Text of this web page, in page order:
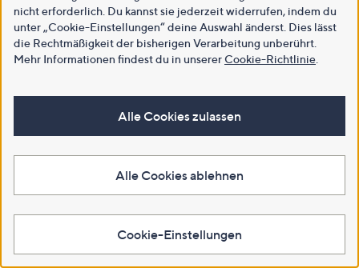
nicht erforderlich. Du kannst sie jederzeit widerrufen, indem du
unter „Cookie-Einstellungen“ deine Auswahl änderst. Dies lässt
die Rechtmäßigkeit der bisherigen Verarbeitung unberührt.
Mehr Informationen findest du in unsererCookie-Richtlinie
Alle Cookies zulassen
Alle Cookies ablehnen
Cookie-Einstellungen